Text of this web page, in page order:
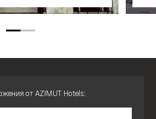
от AZIMUT Hotels: